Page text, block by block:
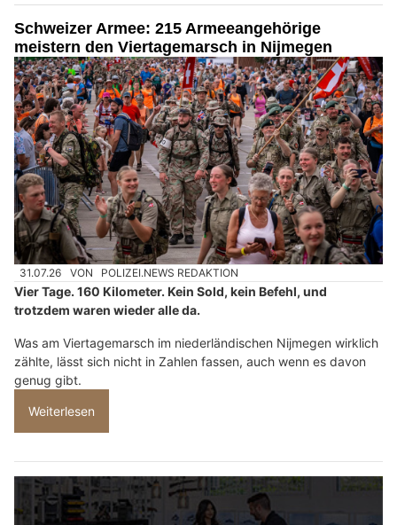
Schweizer Armee: 215 Armeeangehörige
meistern den Viertagemarsch in Nijmegen
31.07.26 VON POLIZEI.NEWS REDAKTION
Vier Tage. 160 Kilometer. Kein Sold, kein Befehl, und
trotzdem waren wieder alle da.
Was am Viertagemarsch im niederländischen Nijmegen wirklich
zählte, lässt sich nicht in Zahlen fassen, auch wenn es davon
genug gibt.
Weiterlesen